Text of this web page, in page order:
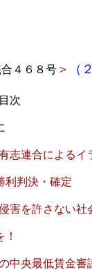
４６８号＞ （
ラン攻撃
判決・確定
い社会の
会で、最